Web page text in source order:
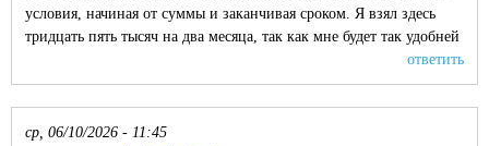
условия, начиная от суммы и заканчивая сроком. Я взял здесь
тридцать пять тысяч на два месяца, так как мне будет так удобней
ответить
ср, 06/10/2026 - 11:45